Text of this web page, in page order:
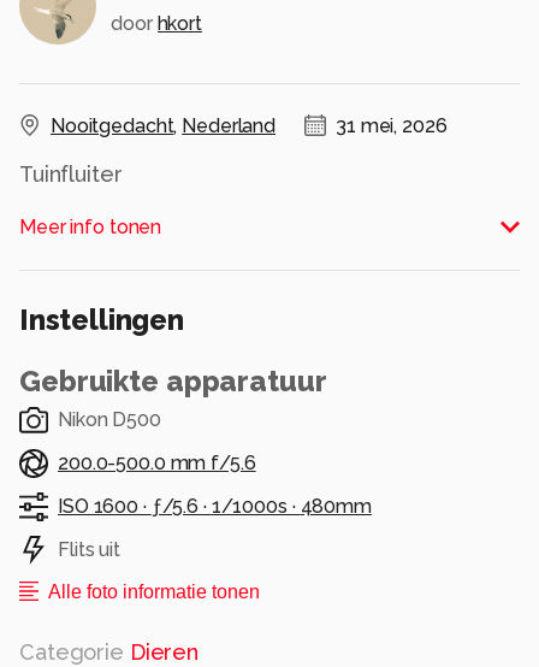
door hkort
Nooitgedacht, Nederland 31 mei, 2026
Tuinfluiter
Alle rechten voorbehouden
Meer info tonen
Instellingen
Gebruikte apparatuur
Nikon D500
200.0-500.0 mm f/5.6
ISO 1600 · ƒ/5.6 · 1/1000s · 480mm
Flits uit
Alle foto informatie tonen
Categorie Dieren